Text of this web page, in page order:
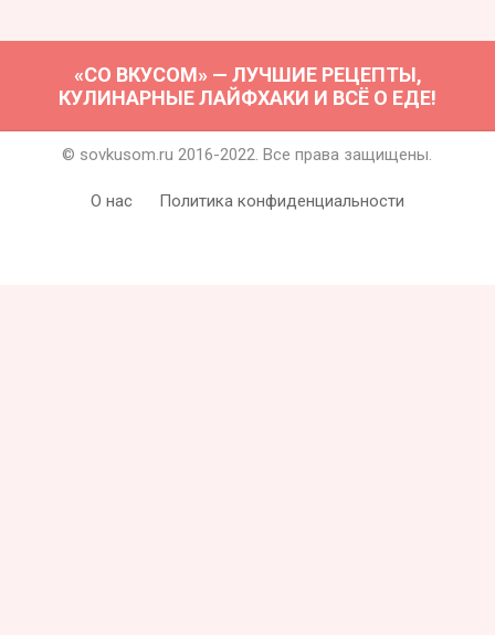
«СО ВКУСОМ» — ЛУЧШИЕ РЕЦЕПТЫ,
КУЛИНАРНЫЕ ЛАЙФХАКИ И ВСЁ О ЕДЕ!
© sovkusom.ru 2016-2022. Все права защищены.
О нас Политика конфиденциальности